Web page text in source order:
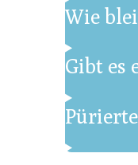
Wie
Gibt es